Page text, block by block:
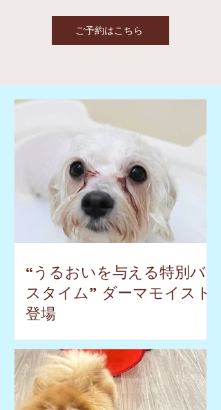
ご予約はこちら
“うるおいを与える特別バ
スタイム” ダーマモイスト
登場